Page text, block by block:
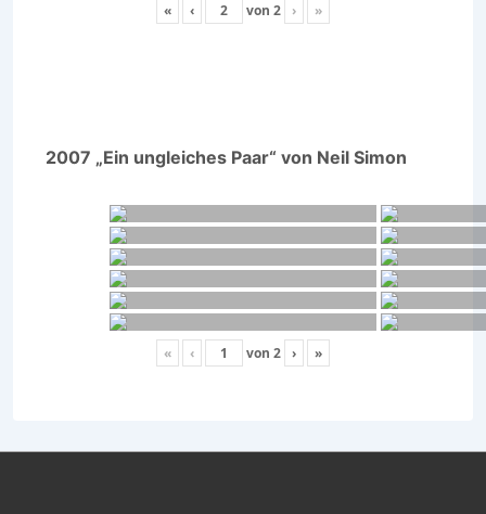
« ‹ von 2 › »
2007 „Ein ungleiches Paar“ von Neil Simon
« ‹ von 2 › »